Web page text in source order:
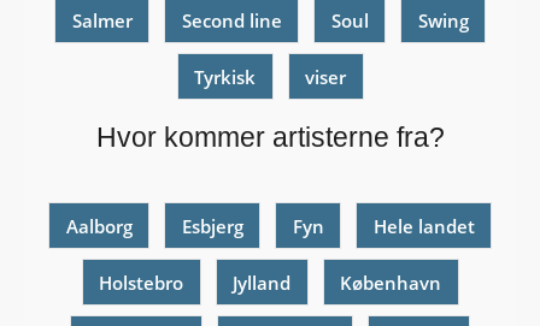
Salmer Second line Soul Swing
Tyrkisk viser
Hvor kommer artisterne fra?
Aalborg Esbjerg Fyn Hele landet
Holstebro Jylland København